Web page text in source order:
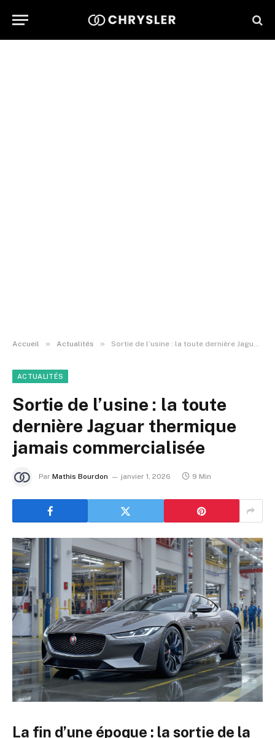
Accueil » Actualités » Sortie de l’usine : la toute dernière Jaguar thermique jamais commercialisée
ACTUALITÉS
Sortie de l’usine : la toute
dernière Jaguar thermique
jamais commercialisée
Par Mathis Bourdon janvier 1, 2026 9 Min
La fin d’une époque : la sortie de la